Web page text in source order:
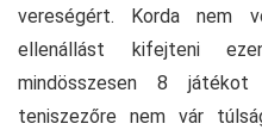
vereségért. Korda nem
ellenállást kifejteni
mindösszesen 8
teniszezőre nem vár